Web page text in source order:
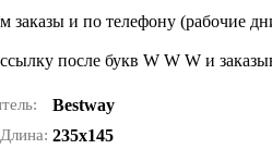
заказы и по телефону (рабочие
после букв W W W и
Bestway
235x145